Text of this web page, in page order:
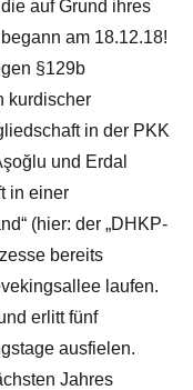
auf Grund ihres
am 18.12.18!
§129b
kurdischer
in der PKK
und Erdal
in einer
(hier: der „DHKP-
bereits
laufen.
erlitt fünf
ausfielen.
Jahres